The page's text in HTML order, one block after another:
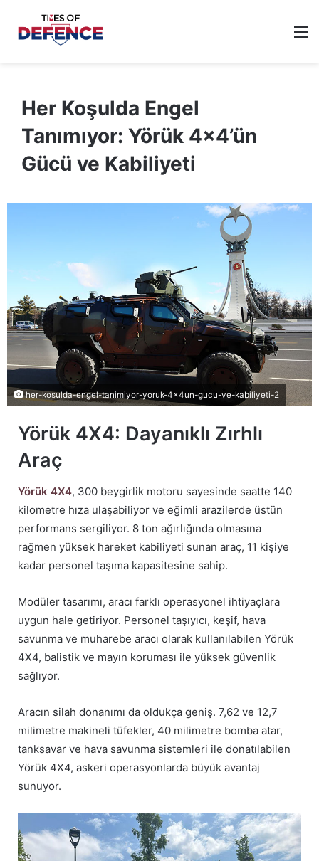
Her Koşulda Engel
Tanımıyor: Yörük 4×4’ün
Gücü ve Kabiliyeti
her-kosulda-engel-tanimiyor-yoruk-4x4un-gucu-ve-kabiliyeti-2
Yörük 4X4: Dayanıklı Zırhlı
Araç
Yörük 4X4, 300 beygirlik motoru sayesinde saatte 140
kilometre hıza ulaşabiliyor ve eğimli arazilerde üstün
performans sergiliyor. 8 ton ağırlığında olmasına
rağmen yüksek hareket kabiliyeti sunan araç, 11 kişiye
kadar personel taşıma kapasitesine sahip.
Modüler tasarımı, aracı farklı operasyonel ihtiyaçlara
uygun hale getiriyor. Personel taşıyıcı, keşif, hava
savunma ve muharebe aracı olarak kullanılabilen Yörük
4X4, balistik ve mayın koruması ile yüksek güvenlik
sağlıyor.
Aracın silah donanımı da oldukça geniş. 7,62 ve 12,7
milimetre makineli tüfekler, 40 milimetre bomba atar,
tanksavar ve hava savunma sistemleri ile donatılabilen
Yörük 4X4, askeri operasyonlarda büyük avantaj
sunuyor.